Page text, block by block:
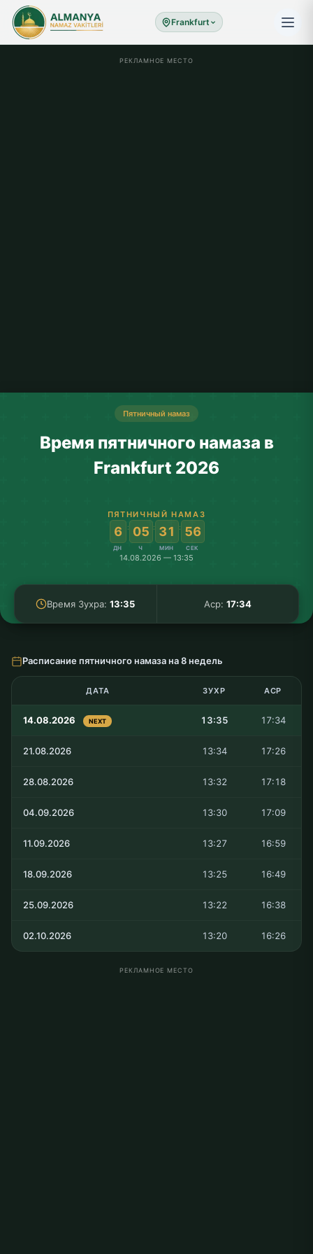
Frankfurt
РЕКЛАМНОЕ МЕСТО
Пятничный намаз
Время пятничного намаза в
Frankfurt 2026
ПЯТНИЧНЫЙ НАМАЗ
6
ДН
: 05
Ч
: 31
МИН
: 55
СЕК
14.08.2026 — 13:35
Время Зухра:13:35 Аср: 17:34
Расписание пятничного намаза на 8 недель
ДАТА ЗУХР АСР
14.08.2026 NEXT 13:35 17:34
21.08.2026 13:34 17:26
28.08.2026 13:32 17:18
04.09.2026 13:30 17:09
11.09.2026 13:27 16:59
18.09.2026 13:25 16:49
25.09.2026 13:22 16:38
02.10.2026 13:20 16:26
РЕКЛАМНОЕ МЕСТО